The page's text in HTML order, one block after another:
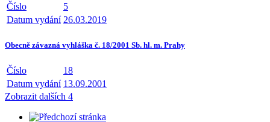
Číslo
5
Datum vydání 26.03.2019
Obecně závazná vyhláška č. 18/2001 Sb. hl. m. Prahy
Číslo
18
Datum vydání 13.09.2001
Zobrazit dalších 4